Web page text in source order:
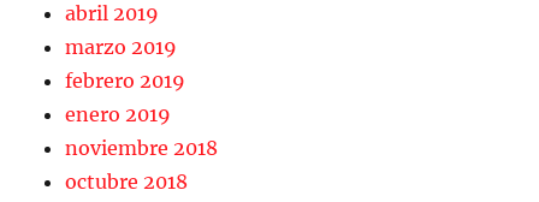
abril 2019
marzo 2019
febrero 2019
enero 2019
noviembre 2018
octubre 2018